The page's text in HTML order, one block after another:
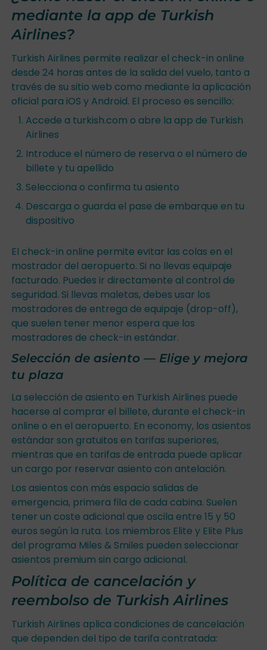
mediante la app de Turkish
Airlines?
Turkish Airlines permite realizar el check-in online
desde 24 horas antes de la salida del vuelo, tanto a
través de su sitio web como mediante la aplicación
oficial para iOS y Android. El proceso es sencillo:
Accede a turkish.com o abre la app de Turkish
Airlines
Introduce el número de reserva o el número de
billete y tu apellido
Selecciona o confirma tu asiento
Descarga o guarda el pase de embarque en tu
dispositivo
El check-in online permite evitar las colas en el
mostrador del aeropuerto. Si no llevas equipaje
facturado. Puedes ir directamente al control de
seguridad. Si llevas maletas, debes usar los
mostradores de entrega de equipaje (drop-off),
que suelen tener menor espera que los
mostradores de check-in estándar.
Selección de asiento — Elige y mejora
tu plaza
La selección de asiento en Turkish Airlines puede
hacerse al comprar el billete, durante el check-in
online o en el aeropuerto. En economy, los asientos
estándar son gratuitos en tarifas superiores,
mientras que en tarifas de entrada puede aplicar
un cargo por reservar asiento con antelación.
Los asientos con más espacio salidas de
emergencia, primera fila de cada cabina. Suelen
tener un coste adicional que oscila entre 15 y 50
euros según la ruta. Los miembros Elite y Elite Plus
del programa Miles & Smiles pueden seleccionar
asientos premium sin cargo adicional.
Política de cancelación y
reembolso de Turkish Airlines
Turkish Airlines aplica condiciones de cancelación
que dependen del tipo de tarifa contratada: